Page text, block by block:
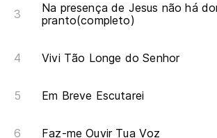
Na presença de Jesus não há
pranto(completo)
Vivi Tão Longe do Senhor
Em Breve Escutarei
Faz-me Ouvir Tua Voz